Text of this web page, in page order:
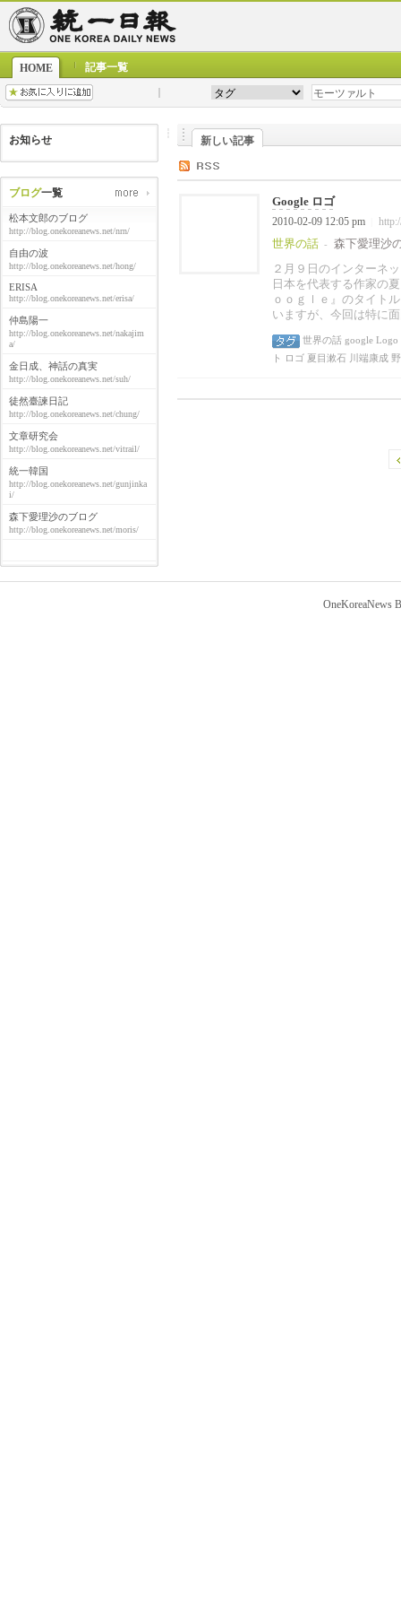
HOME 記事一覧
お知らせ
ブログ一覧
松本文郎のブログ
http://blog.onekoreanews.net/nrn/
自由の波
http://blog.onekoreanews.net/hong/
ERISA
http://blog.onekoreanews.net/erisa/
仲島陽一
http://blog.onekoreanews.net/nakajim
a/
金日成、神話の真実
http://blog.onekoreanews.net/suh/
徒然臺諫日記
http://blog.onekoreanews.net/chung/
文章研究会
http://blog.onekoreanews.net/vitrail/
統一韓国
http://blog.onekoreanews.net/gunjinka
i/
森下愛理沙のブログ
http://blog.onekoreanews.net/moris/
新しい記事
Google ロゴ
2010-02-09 12:05 pm
世界の話 -
森下愛理沙
２月９日のインターネ
日本を代表する作家の
ｏｏｇｌｅ』のタイト
いますが、今回は特に
世界の話 google Logo
ト
ロゴ 夏目漱石 川端康成
OneKoreaNews